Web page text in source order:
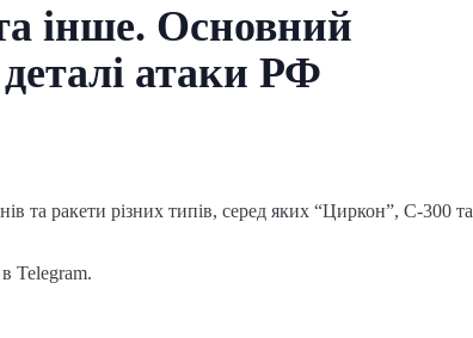
інше. Основний
атаки РФ
та ракети різних типів, серед яких “Циркон”, С-300 та
Telegram.